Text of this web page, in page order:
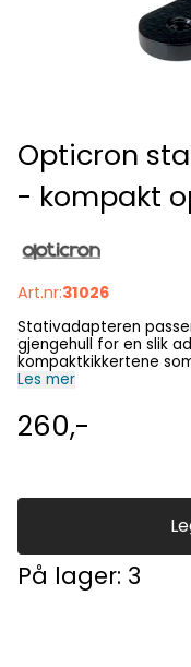
Opticron
- kompakt
Art.nr:31026
Stativadapteren
gjengehull for en slik
kompaktkikkertene
lette kikkerter som er
Les mer
260,-
På lager: 3